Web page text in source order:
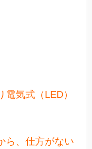
気式（LED）
、仕方がない